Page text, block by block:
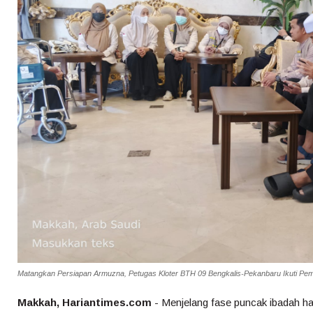
Matangkan Persiapan Armuzna, Petugas Kloter BTH 09 Bengkalis-Pekanbaru Ikuti
Makkah, Hariantimes.com - Menjelang fase puncak ibadah